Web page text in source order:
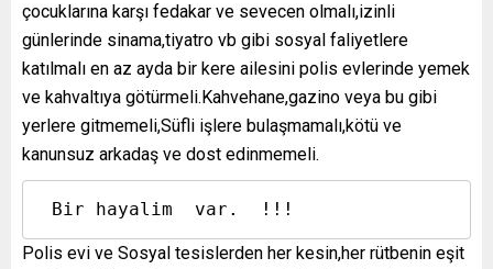
çocuklarına karşı fedakar ve sevecen olmalı,izinli
günlerinde sinama,tiyatro vb gibi sosyal faliyetlere
katılmalı en az ayda bir kere ailesini polis evlerinde yemek
ve kahvaltıya götürmeli.Kahvehane,gazino veya bu gibi
yerlere gitmemeli,Süfli işlere bulaşmamalı,kötü ve
kanunsuz arkadaş ve dost edinmemeli.
Bir hayalim  var.  !!!
Polis evi ve Sosyal tesislerden her kesin,her rütbenin eşit